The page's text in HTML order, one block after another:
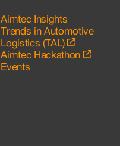
Aimtec Insights
Trends in Automotive
Logistics (TAL)
Aimtec Hackathon
Events